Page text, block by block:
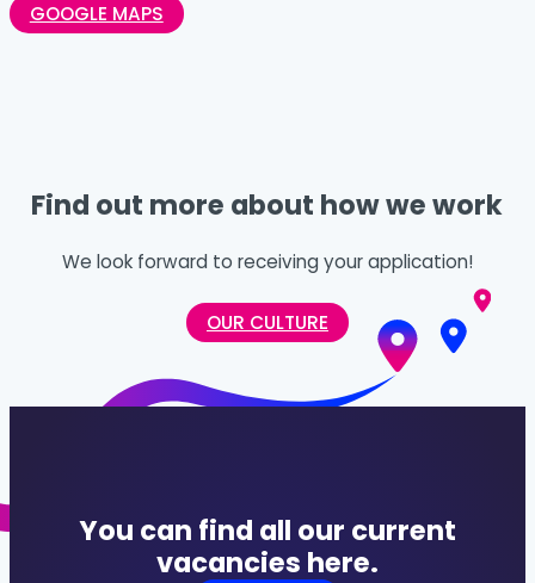
GOOGLE MAPS
Find out more about how we work
We look forward to receiving your application!
OUR CULTURE
You can find all our current
vacancies here.